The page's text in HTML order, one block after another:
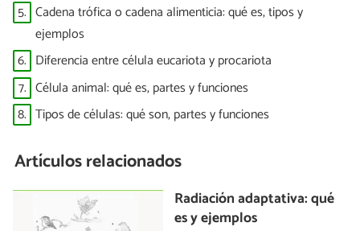
5. Cadena trófica o cadena alimenticia: qué es, tipos y
ejemplos
6. Diferencia entre célula eucariota y procariota
7. Célula animal: qué es, partes y funciones
8. Tipos de células: qué son, partes y funciones
Artículos relacionados
Radiación adaptativa: qué
es y ejemplos